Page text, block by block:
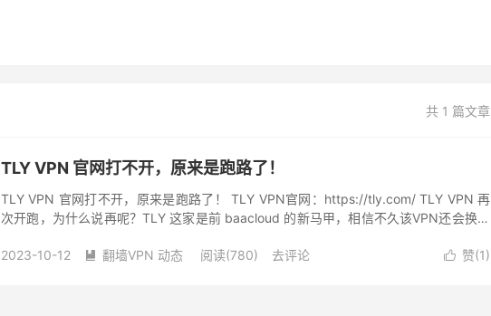
共 1 篇文章
TLY VPN 官网打不开，原来是跑路了！
TLY VPN 官网打不开，原来是跑路了！ TLY VPN官网：https://tly.com/ TLY VPN 再
次开跑，为什么说再呢？TLY 这家是前 baacloud 的新马甲，相信不久该VPN还会换一
 赞(1)
2023-10-12  翻墙VPN 动态 阅读(780) 去评论